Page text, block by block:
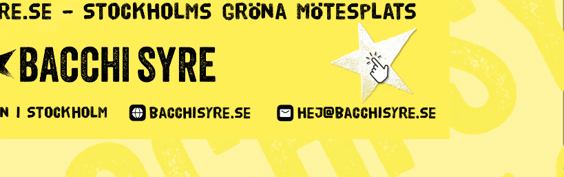
Nyhetssvepet 5–11 april
2019
Nyhetssvepet 29 mars–4